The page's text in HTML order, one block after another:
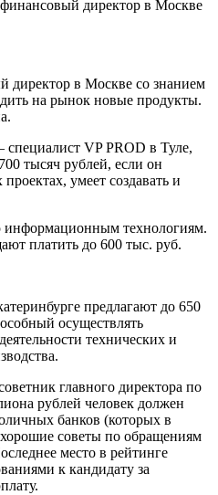
финансовый директор в Москве
директор в Москве со знанием
на рынок новые продукты.
специалист VP PROD в Туле,
тысяч рублей, если он
умеет создавать и
технологиям.
платить до 600 тыс. руб.
предлагают до 650
осуществлять
технических и
главного директора по
рублей человек должен
банков (которых в
советы по обращениям
место в рейтинге
к кандидату за